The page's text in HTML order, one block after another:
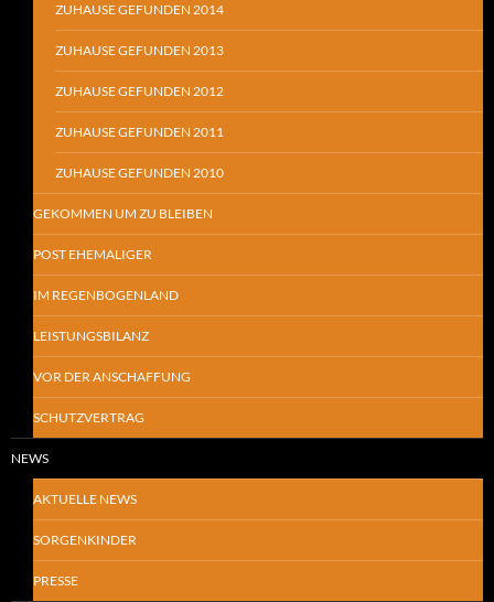
ZUHAUSE GEFUNDEN 2014
ZUHAUSE GEFUNDEN 2013
ZUHAUSE GEFUNDEN 2012
ZUHAUSE GEFUNDEN 2011
ZUHAUSE GEFUNDEN 2010
GEKOMMEN UM ZU BLEIBEN
POST EHEMALIGER
IM REGENBOGENLAND
LEISTUNGSBILANZ
VOR DER ANSCHAFFUNG
SCHUTZVERTRAG
NEWS
AKTUELLE NEWS
SORGENKINDER
PRESSE